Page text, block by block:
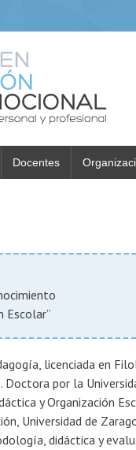
Docentes
Escolar”
licenciada en
por la
y Organización
Universidad de
didáctica y